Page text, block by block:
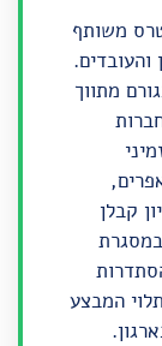
משותף
מתווך
קבלן
המבצע